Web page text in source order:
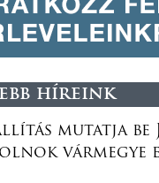
híreink
mutatja be
vármegye